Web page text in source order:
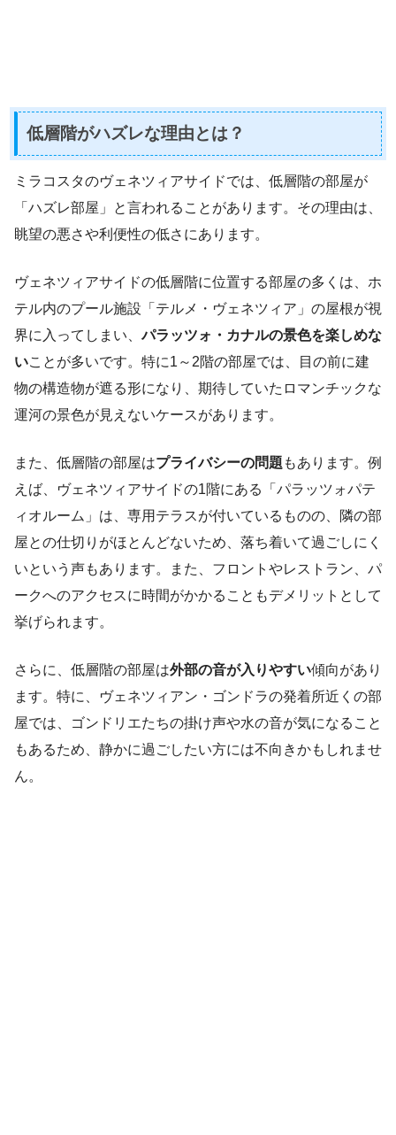
低層階がハズレな理由とは？
ミラコスタのヴェネツィアサイドでは、低層階の部屋が
「ハズレ部屋」と言われることがあります。その理由は、
眺望の悪さや利便性の低さにあります。
ヴェネツィアサイドの低層階に位置する部屋の多くは、ホ
テル内のプール施設「テルメ・ヴェネツィア」の屋根が視
界に入ってしまい、パラッツォ・カナルの景色を楽しめな
いことが多いです。特に1～2階の部屋では、目の前に建
物の構造物が遮る形になり、期待していたロマンチックな
運河の景色が見えないケースがあります。
また、低層階の部屋はプライバシーの問題 もあります。例
えば、ヴェネツィアサイドの1階にある「パラッツォパテ
ィオルーム」は、専用テラスが付いているものの、隣の部
屋との仕切りがほとんどないため、落ち着いて過ごしにく
いという声もあります。また、フロントやレストラン、パ
ークへのアクセスに時間がかかることもデメリットとして
挙げられます。
さらに、低層階の部屋は外部の音が入りやすい傾向があり
ます。特に、ヴェネツィアン・ゴンドラの発着所近くの部
屋では、ゴンドリエたちの掛け声や水の音が気になること
もあるため、静かに過ごしたい方には不向きかもしれませ
ん。